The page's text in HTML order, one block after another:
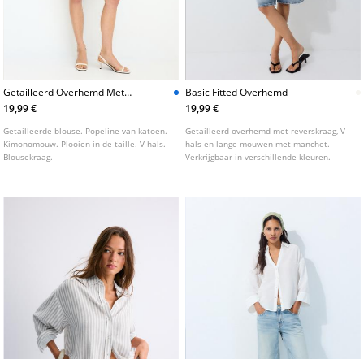
Getailleerd Overhemd Met
Plooien En Kimonomouwen
19,99 €
Getailleerde blouse. Popeline van katoen.
Kimonomouw. Plooien in de taille. V hals.
Blousekraag.
Basic Fitted Overhemd
19,99 €
Getailleerd overhemd met reverskraag, V-
hals en lange mouwen met manchet.
Verkrijgbaar in verschillende kleuren.